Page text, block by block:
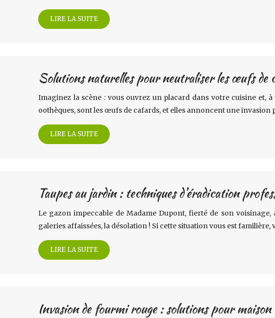
LIRE LA SUITE
Solutions naturelles pour neutraliser les œufs de
Imaginez la scène : vous ouvrez un placard dans votre cuisine et,
oothèques, sont les œufs de cafards, et elles annoncent une invasion
LIRE LA SUITE
Taupes au jardin : techniques d’éradication
Le gazon impeccable de Madame Dupont, fierté de son
galeries affaissées, la désolation ! Si cette situation vous est familière,
LIRE LA SUITE
Invasion de fourmi rouge : solutions pour maison